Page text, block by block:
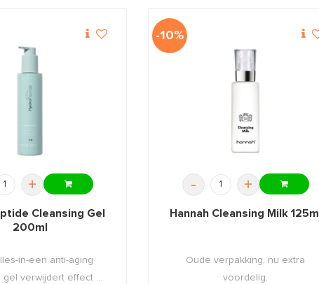
+
Cleansing Gel
200ml
in-een anti-aging
gel verwijdert effect ...
-10%
- +
Hannah Cleansing Milk 125ml
Oude verpakking, nu extra
voordelig.